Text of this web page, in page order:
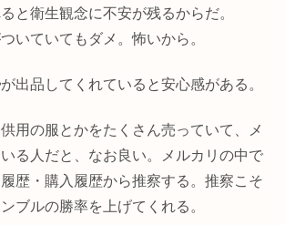
と衛生観念に不安が残るからだ。
いていてもダメ。怖いから。
が出品してくれていると安心感がある。
用の服とかをたくさん売っていて、メ
る人だと、なお良い。メルカリの中で
歴・購入履歴から推察する。推察こそ
ブルの勝率を上げてくれる。